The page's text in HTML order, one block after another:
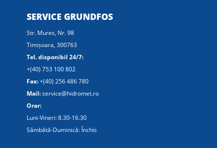
SERVICE GRUNDFOS
Str. Mures, Nr. 98
Timișoara, 300763
Tel. disponibil 24/7:
+(40) 753 100 802
Fax:+(40) 256 486 780
Mail:service@hidromet.ro
Orar:
Luni-Vineri: 8.30-16.30
Sâmbătă-Duminică: Închis